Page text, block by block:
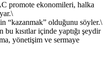
promote ekonomileri, halka
“kazanmak” olduğunu söyler.\
kısıtlar içinde yaptığı şeydir
yönetişim ve sermaye